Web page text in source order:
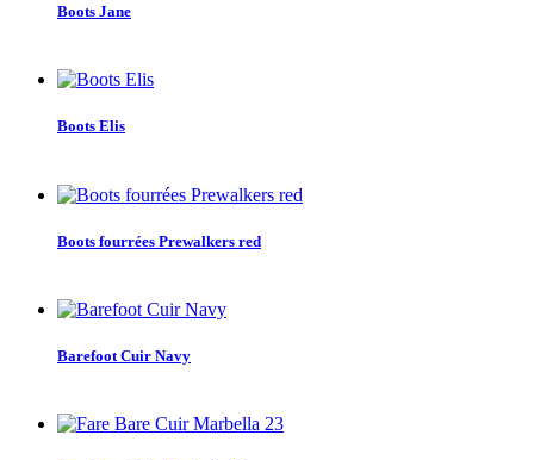
Boots Jane
Boots Elis
Boots fourrées Prewalkers red
Barefoot Cuir Navy